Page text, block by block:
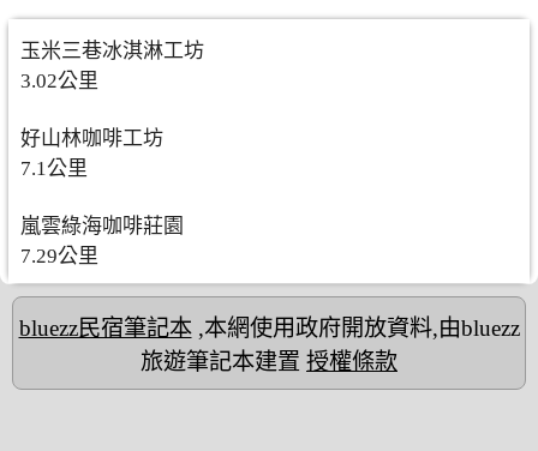
玉米三巷冰淇淋工坊
3.02公里
好山林咖啡工坊
7.1公里
嵐雲綠海咖啡莊園
7.29公里
bluezz民宿筆記本,本網使用政府開放資料,由bluezz
旅遊筆記本建置 授權條款